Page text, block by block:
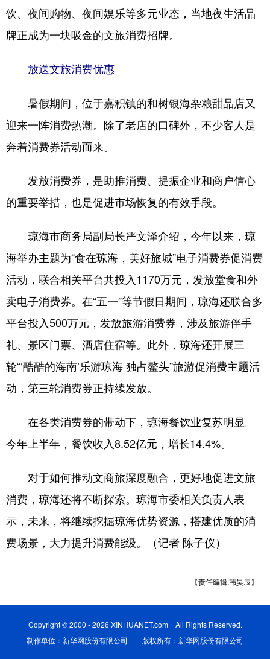
饮、夜间购物、夜间娱乐等多元业态，当地夜生活品
牌正成为一块吸金的文旅消费招牌。
放送文旅消费优惠
暑假期间，位于嘉积镇的和树银海杂粮甜品店又
迎来一阵消费热潮。除了老店的口碑外，不少客人是
奔着消费券活动而来。
发放消费券，是助推消费、提振企业和商户信心
的重要举措，也是促进市场恢复的有效手段。
琼海市商务局副局长严文泽介绍，今年以来，琼
海举办主题为“食在琼海，美好旅城”电子消费券促消费
活动，联合相关平台共投入1170万元，发放堂食和外
卖电子消费券。在“五一”等节假日期间，琼海还联合多
平台投入500万元，发放旅游消费券，涉及旅游伴手
礼、景区门票、酒店住宿等。此外，琼海还开展三
轮“‘酷酷的海南’乐游琼海 独占鳌头”旅游促消费主题活
动，第三轮消费券正持续发放。
在各类消费券的带动下，琼海餐饮业复苏明显。
今年上半年，餐饮收入8.52亿元，增长14.4%。
对于如何推动文商旅深度融合，更好地促进文旅
消费，琼海还将不断探索。琼海市委相关负责人表
示，未来，将继续挖掘琼海优势资源，搭建优质的消
费场景，大力提升消费能级。（记者 陈子仪）
【责任编辑:韩昊辰】
Copyright © 2000 - 2026 XINHUANET.com All Rights Reserved.
制作单位：新华网股份有限公司 版权所有：新华网股份有限公司